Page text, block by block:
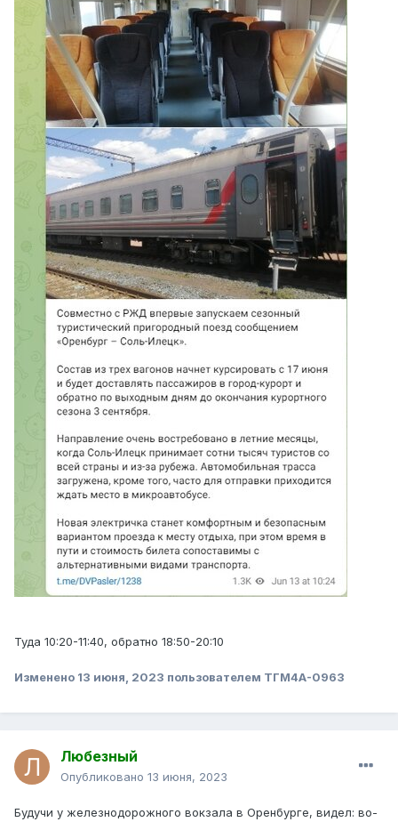
Туда 10:20-11:40, обратно 18:50-20:10
Изменено 13 июня, 2023 пользователем ТГМ4А-0963
Любезный
Опубликовано 13 июня, 2023
Будучи у железнодорожного вокзала в Оренбурге, видел: во-